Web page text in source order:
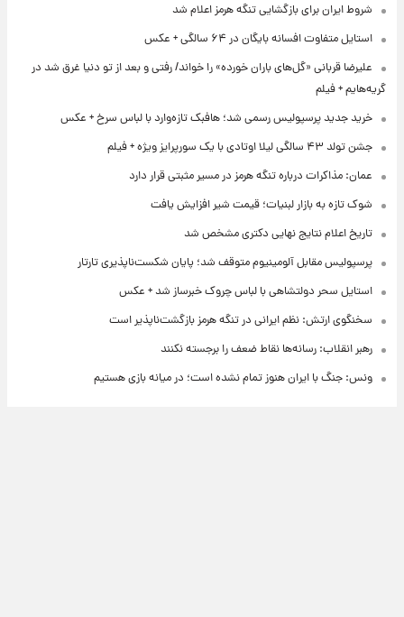
شروط ایران برای بازگشایی تنگه هرمز اعلام شد
استایل متفاوت افسانه بایگان در ۶۴ سالگی + عکس
علیرضا قربانی «گل‌های باران خورده» را خواند/ رفتی و بعد از تو دنیا غرق شد در
گریه‌هایم + فیلم
خرید جدید پرسپولیس رسمی شد؛ هافبک تازه‌وارد با لباس سرخ + عکس
جشن تولد ۴۳ سالگی لیلا اوتادی با یک سورپرایز ویژه + فیلم
عمان: مذاکرات درباره تنگه هرمز در مسیر مثبتی قرار دارد
شوک تازه به بازار لبنیات؛ قیمت شیر افزایش یافت
تاریخ اعلام نتایج نهایی دکتری مشخص شد
پرسپولیس مقابل آلومینیوم متوقف شد؛ پایان شکست‌ناپذیری تارتار
استایل سحر دولتشاهی با لباس چروک خبرساز شد + عکس
سخنگوی ارتش: نظم ایرانی در تنگه هرمز بازگشت‌ناپذیر است
رهبر انقلاب: رسانه‌ها نقاط ضعف را برجسته نکنند
ونس: جنگ با ایران هنوز تمام نشده است؛ در میانه بازی هستیم